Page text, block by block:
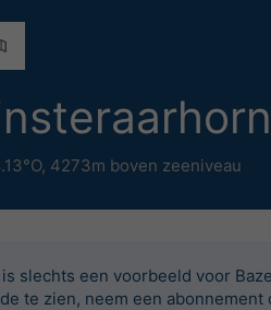
4273m boven zeeniveau
slechts een voorbeeld voor
te zien, neem een abonnement